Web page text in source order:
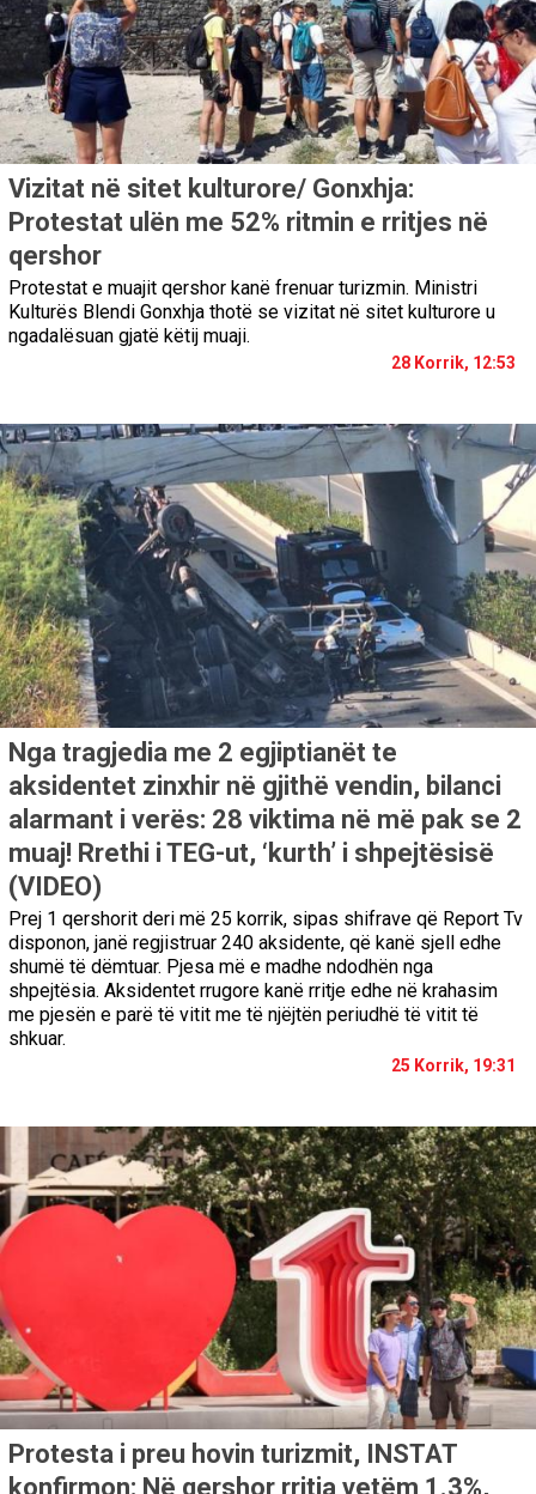
Vizitat në sitet kulturore/ Gonxhja:
Protestat ulën me 52% ritmin e rritjes në
qershor
Protestat e muajit qershor kanë frenuar turizmin. Ministri
Kulturës Blendi Gonxhja thotë se vizitat në sitet kulturore u
ngadalësuan gjatë këtij muaji.
28 Korrik, 12:53
Nga tragjedia me 2 egjiptianët te
aksidentet zinxhir në gjithë vendin, bilanci
alarmant i verës: 28 viktima në më pak se 2
muaj! Rrethi i TEG-ut, ‘kurth’ i shpejtësisë
(VIDEO)
Prej 1 qershorit deri më 25 korrik, sipas shifrave që Report Tv
disponon, janë regjistruar 240 aksidente, që kanë sjell edhe
shumë të dëmtuar. Pjesa më e madhe ndodhën nga
shpejtësia. Aksidentet rrugore kanë rritje edhe në krahasim
me pjesën e parë të vitit me të njëjtën periudhë të vitit të
shkuar.
25 Korrik, 19:31
Protesta i preu hovin turizmit, INSTAT
konfirmon: Në qershor rritja vetëm 1.3%,